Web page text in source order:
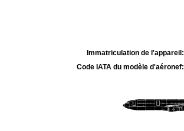
Immatriculation de l'appareil:
Code IATA du modèle d'aéronef: